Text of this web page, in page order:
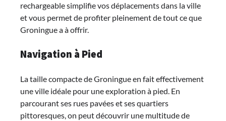
rechargeable simplifie vos déplacements dans la ville
et vous permet de profiter pleinement de tout ce que
Groningue a à offrir.
Navigation à Pied
La taille compacte de Groningue en fait effectivement
une ville idéale pour une exploration à pied. En
parcourant ses rues pavées et ses quartiers
pittoresques, on peut découvrir une multitude de